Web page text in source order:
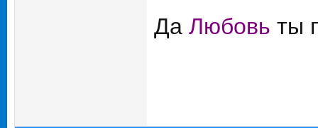
Да Любовь ты